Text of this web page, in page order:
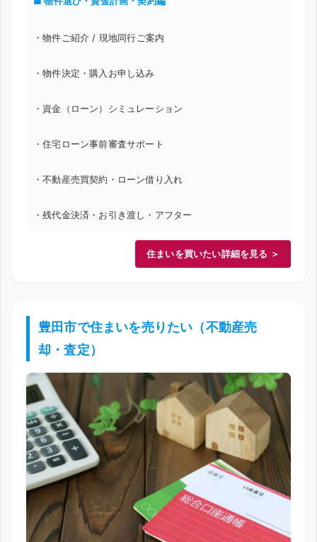
・物件ご紹介 / 現地同行ご案内
・物件決定・購入お申し込み
・資金（ローン）シミュレーション
・住宅ローン事前審査サポート
・不動産売買契約・ローン借り入れ
・残代金決済・お引き渡し・アフター
住まいを買いたい詳細を見る ＞
豊田市で住まいを売りたい（不動産売
却・査定）